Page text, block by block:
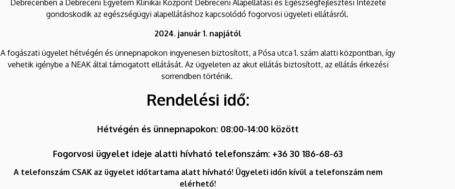
Debrecenben a Debreceni Egyetem Klinikai Központ Debreceni Alapellátási és Egészségfejlesztési Intézete
gondoskodik az egészségügyi alapellátáshoz kapcsolódó fogorvosi ügyeleti ellátásról.
2024. január 1. napjától
A fogászati ügyelet hétvégén és ünnepnapokon ingyenesen biztosított, a Pósa utca 1. szám alatti központban, így
vehetik igénybe a NEAK által támogatott ellátását. Az ügyeleten az akut ellátás biztosított, az ellátás érkezési
sorrendben történik.
Rendelési idő:
Hétvégén és ünnepnapokon: 08:00-14:00 között
Fogorvosi ügyelet ideje alatti hívható telefonszám: +36 30 186-68-63
A telefonszám CSAK az ügyelet időtartama alatt hívható! Ügyeleti időn kívül a telefonszám nem
elérhető!